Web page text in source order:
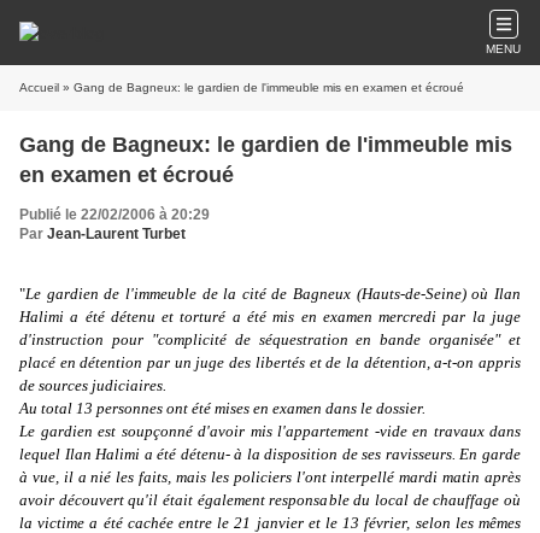
MENU
Accueil » Gang de Bagneux: le gardien de l'immeuble mis en examen et écroué
Gang de Bagneux: le gardien de l'immeuble mis
en examen et écroué
Publié le 22/02/2006 à 20:29
Par Jean-Laurent Turbet
"Le gardien de l'immeuble de la cité de Bagneux (Hauts-de-Seine) où Ilan
Halimi a été détenu et torturé a été mis en examen mercredi par la juge
d'instruction pour "complicité de séquestration en bande organisée" et
placé en détention par un juge des libertés et de la détention, a-t-on appris
de sources judiciaires.
Au total 13 personnes ont été mises en examen dans le dossier.
Le gardien est soupçonné d'avoir mis l'appartement -vide en travaux dans
lequel Ilan Halimi a été détenu- à la disposition de ses ravisseurs. En garde
à vue, il a nié les faits, mais les policiers l'ont interpellé mardi matin après
avoir découvert qu'il était également responsable du local de chauffage où
la victime a été cachée entre le 21 janvier et le 13 février, selon les mêmes